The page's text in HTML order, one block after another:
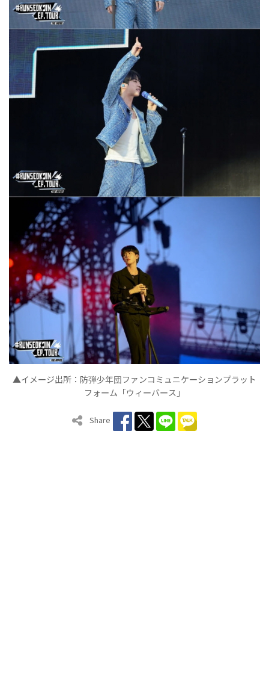
▲イメ ージ出所：防弾少年団 ファンコミュニケーションプラット
フォーム「ウィ ーバー ス」
Share